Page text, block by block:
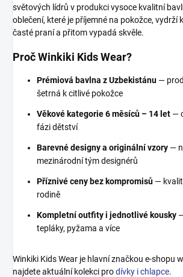
světových lídrů v produkci vysoce kvalitní
oblečení, které je příjemné na pokožce, vydrží
časté praní a přitom vypadá skvěle.
Proč Winkiki Kids Wear?
Prémiová bavlna z Uzbekistánu —
šetrná k citlivé pokožce
Věkové kategorie 6 měsíců – 14 let —
fázi dětství
Barevné designy a originální vzory —
mezinárodní tým designérů
Příznivé ceny bez kompromisů —
rodině
Kompletní outfity i jednotlivé kousky
tepláky, pyžama a více
Winkiki Kids Wear je hlavní značkou e-shopu
najdete aktuální kolekci prodívky i chlapce.